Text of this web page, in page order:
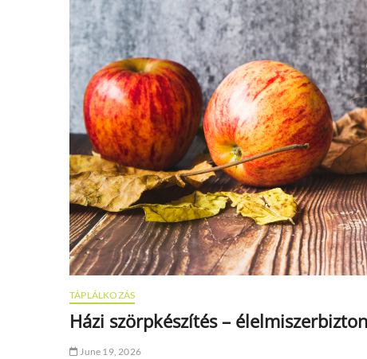
TÁPLÁLKOZÁS
Házi szörpkészítés –
June 19, 2026